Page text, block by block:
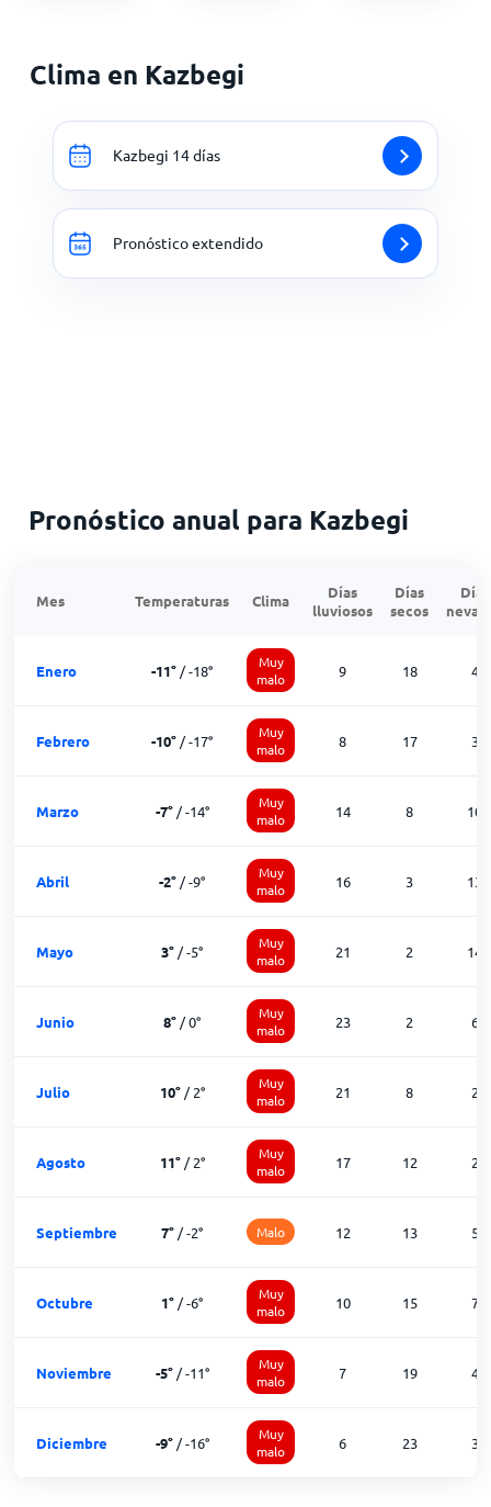
Clima en Kazbegi
Kazbegi 14 días
Pronóstico extendido
Pronóstico anual para Kazbegi
Mes Temperaturas Clima
Días
lluviosos
Días
secos
Días
Enero -11° /-18°
Muy
malo
9 18 4
Febrero -10° /-17°
Muy
malo
8 17 3
Marzo -7°/-14°
Muy
malo
14 8 10
Abril -2° /-9°
Muy
malo
16 3 13
Mayo 3° /-5°
Muy
malo
21 2 14
Junio 8° /0°
Muy
malo
23 2 6
Julio 10°/2°
Muy
malo
21 8 2
Agosto 11°/2°
Muy
malo
17 12 2
Septiembre 7° /-2° Malo 12 13 5
Octubre 1° /-6°
Muy
malo
10 15 7
Noviembre -5°/-11°
Muy
malo
7 19 4
Diciembre -9°/-16°
Muy
malo
6 23 3